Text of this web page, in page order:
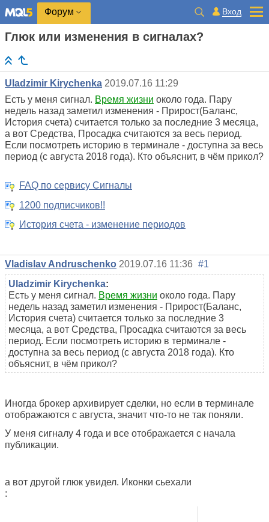
Форум Вход
Глюк или изменения в сигналах?
Uladzimir Kirychenka 2019.07.16 11:29
Есть у меня сигнал. Время жизни около года. Пару
недель назад заметил изменения - Прирост(Баланс,
История счета) считается только за последние 3 месяца,
а вот Средства, Просадка считаются за весь период.
Если посмотреть историю в терминале - доступна за весь
период (с августа 2018 года). Кто объяснит, в чём прикол?
FAQ по сервису Сигналы
1200 подписчиков!!
История счета - изменение периодов
Vladislav Andruschenko 2019.07.16 11:36 #1
Uladzimir Kirychenka:
Есть у меня сигнал. Время жизни около года. Пару
недель назад заметил изменения - Прирост(Баланс,
История счета) считается только за последние 3
месяца, а вот Средства, Просадка считаются за весь
период. Если посмотреть историю в терминале -
доступна за весь период (с августа 2018 года). Кто
объяснит, в чём прикол?
Иногда брокер архивирует сделки, но если в терминале
отображаются с августа, значит что-то не так поняли.
У меня сигналу 4 года и все отображается с начала
публикации.
а вот другой глюк увидел. Иконки сьехали
: